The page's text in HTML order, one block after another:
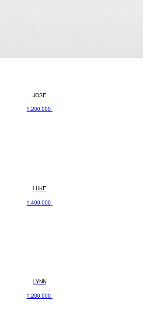
JOSE
1.200.000
LUKE
1.400.000
LYNN
1.200.000